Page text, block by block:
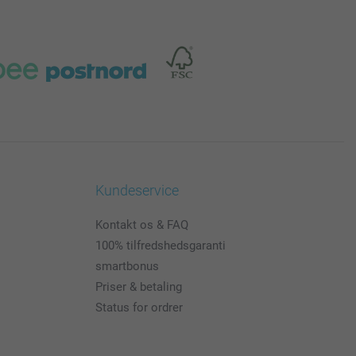
Kundeservice
Kontakt os & FAQ
100% tilfredshedsgaranti
smartbonus
Priser & betaling
Status for ordrer